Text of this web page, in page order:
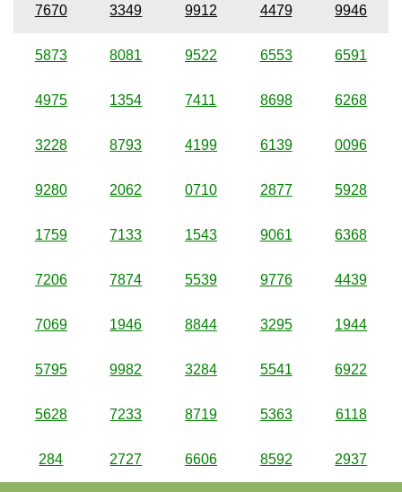
7670 3349 9912 4479 9946
5873 8081 9522 6553 6591
4975 1354 7411 8698 6268
3228 8793 4199 6139 0096
9280 2062 0710 2877 5928
1759 7133 1543 9061 6368
7206 7874 5539 9776 4439
7069 1946 8844 3295 1944
5795 9982 3284 5541 6922
5628 7233 8719 5363 6118
284 2727 6606 8592 2937